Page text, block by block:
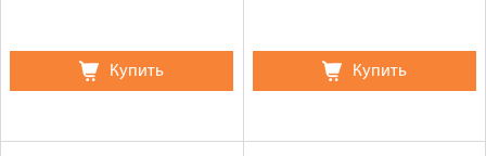
Купить Купить